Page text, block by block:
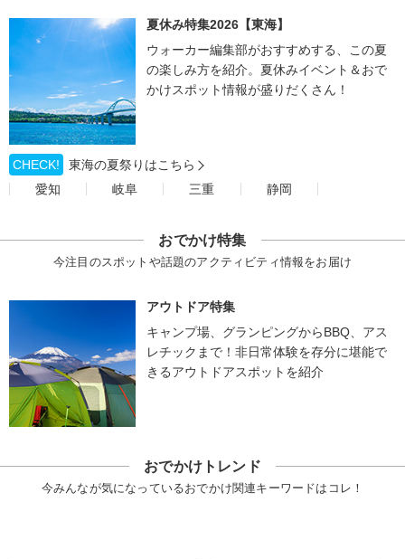
夏休み特集2026【東海】
ウォーカー編集部がおすすめする、この夏
の楽しみ方を紹介。夏休みイベント＆おで
かけスポット情報が盛りだくさん！
CHECK!
東海の夏祭りはこちら
愛知
岐阜 三重 静岡
おでかけ特集
今注目のスポットや話題のアクティビティ情報をお届け
アウトドア特集
キャンプ場、グランピングからBBQ、アス
レチックまで！非日常体験を存分に堪能で
きるアウトドアスポットを紹介
おでかけトレンド
今みんなが気になっているおでかけ関連キーワードはコレ！